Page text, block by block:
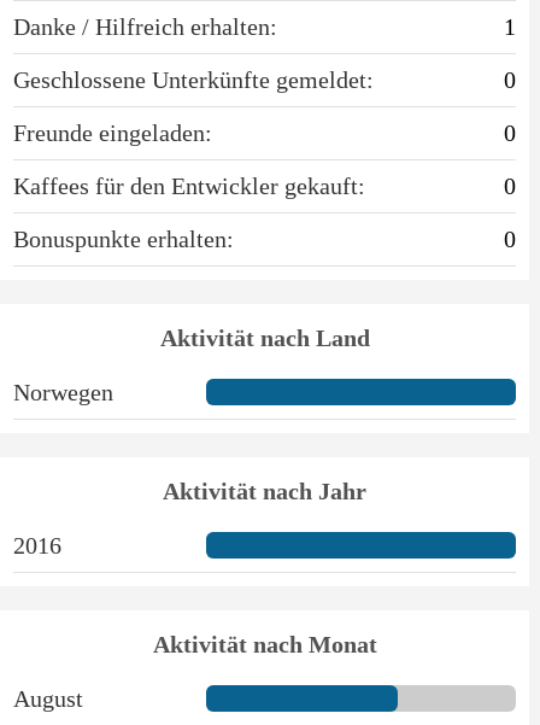
Danke / Hilfreich erhalten:
1
Geschlossene Unterkünfte gemeldet:
0
Freunde eingeladen:
0
Kaffees für den Entwickler gekauft:
0
Bonuspunkte erhalten:
0
Aktivität nach Land
Norwegen
Aktivität nach Jahr
2016
Aktivität nach Monat
August